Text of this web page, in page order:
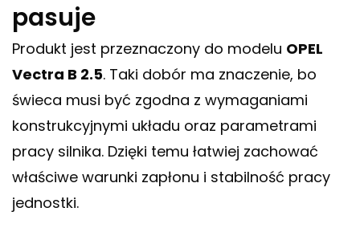
pasuje
Produkt jest przeznaczony do modelu OPEL
Vectra B 2.5. Taki dobór ma znaczenie, bo
świeca musi być zgodna z wymaganiami
konstrukcyjnymi układu oraz parametrami
pracy silnika. Dzięki temu łatwiej zachować
właściwe warunki zapłonu i stabilność pracy
jednostki.